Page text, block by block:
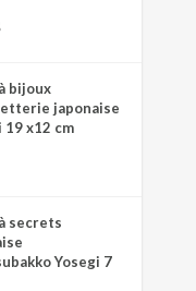
bijoux
japonaise
19 x12 cm
secrets
Yosegi 7